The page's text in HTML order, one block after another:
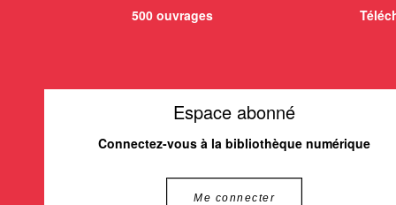
500 ouvrages
Espace abonné
Connectez-vous à la bibliothèque numérique
Me connecter